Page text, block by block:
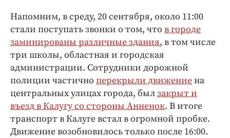
Напомним, в среду, 20 сентября, около 11:00
стали поступать звонки о том, что в городе
заминированы различные здания, в том числе
три школы, областная и городская
администрации. Сотрудники дорожной
полиции частично перекрыли движениена
центральных улицах города, былзакрыт и
въезд в Калугу со стороны Анненок. В итоге
транспорт в Калуге встал в огромной пробке.
Движение возобновилось только после 16:00.